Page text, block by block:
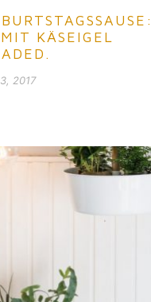
KÄSEIGEL
2017